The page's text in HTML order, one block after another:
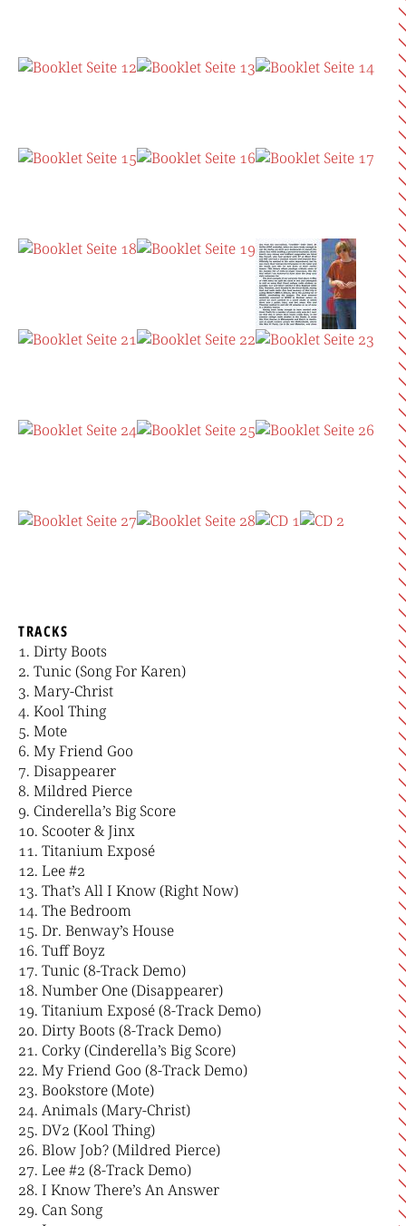
TRACKS
Dirty Boots
Tunic (Song For Karen)
Mary-Christ
Kool Thing
Mote
My Friend Goo
Disappearer
Mildred Pierce
Cinderella’s Big Score
Scooter & Jinx
Titanium Exposé
Lee #2
That’s All I Know (Right Now)
The Bedroom
Dr. Benway’s House
Tuff Boyz
Tunic (8-Track Demo)
Number One (Disappearer)
Titanium Exposé (8-Track Demo)
Dirty Boots (8-Track Demo)
Corky (Cinderella’s Big Score)
My Friend Goo (8-Track Demo)
Bookstore (Mote)
Animals (Mary-Christ)
DV2 (Kool Thing)
Blow Job? (Mildred Pierce)
Lee #2 (8-Track Demo)
I Know There’s An Answer
Can Song